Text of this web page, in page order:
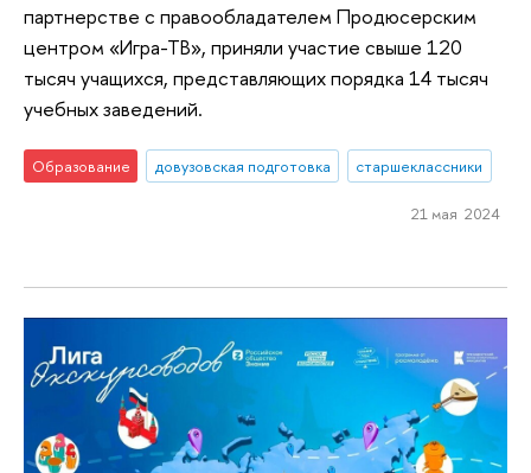
партнерстве с правообладателем Продюсерским
центром «Игра-ТВ», приняли участие свыше 120
тысяч учащихся, представляющих порядка 14 тысяч
учебных заведений.
Образование довузовская подготовка старшеклассники
21 мая 2024